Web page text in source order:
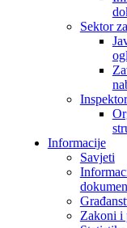
Sektor
Informacije
Savjeti
Zakoni i